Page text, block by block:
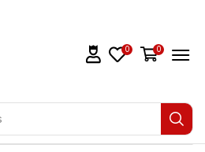
0 0